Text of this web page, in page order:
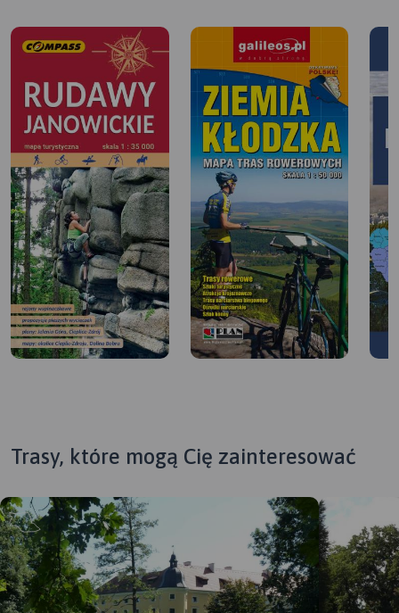
MAPA TURYSTYCZNA W
APLIKACJI TRASEO
Trasy, które mogą Cię zainteresować